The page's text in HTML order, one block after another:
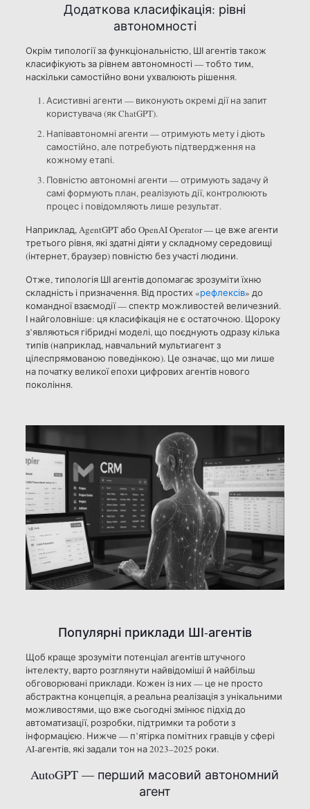
Додаткова класифікація: рівні
автономності
Окрім типології за функціональністю, ШІ агентів також
класифікують за рівнем автономності — тобто тим,
наскільки самостійно вони ухвалюють рішення.
Асистивні агенти — виконують окремі дії на запит
користувача (як ChatGPT).
Напівавтономні агенти — отримують мету і діють
самостійно, але потребують підтвердження на
кожному етапі.
Повністю автономні агенти — отримують задачу й
самі формують план, реалізують дії, контролюють
процес і повідомляють лише результат.
Наприклад, AgentGPT або OpenAI Operator — це вже агенти
третього рівня, які здатні діяти у складному середовищі
(інтернет, браузер) повністю без участі людини.
Отже, типологія ШІ агентів допомагає зрозуміти їхню
складність і призначення. Від простих «рефлексів» до
командної взаємодії — спектр можливостей величезний.
І найголовніше: ця класифікація не є остаточною. Щороку
з’являються гібридні моделі, що поєднують одразу кілька
типів (наприклад, навчальний мультиагент з
цілеспрямованою поведінкою). Це означає, що ми лише
на початку великої епохи цифрових агентів нового
покоління.
Популярні приклади ШІ-агентів
Щоб краще зрозуміти потенціал агентів штучного
інтелекту, варто розглянути найвідоміші й найбільш
обговорювані приклади. Кожен із них — це не просто
абстрактна концепція, а реальна реалізація з унікальними
можливостями, що вже сьогодні змінює підхід до
автоматизації, розробки, підтримки та роботи з
інформацією. Нижче — п’ятірка помітних гравців у сфері
AI-агентів, які задали тон на 2023–2025 роки.
AutoGPT — перший масовий автономний
агент